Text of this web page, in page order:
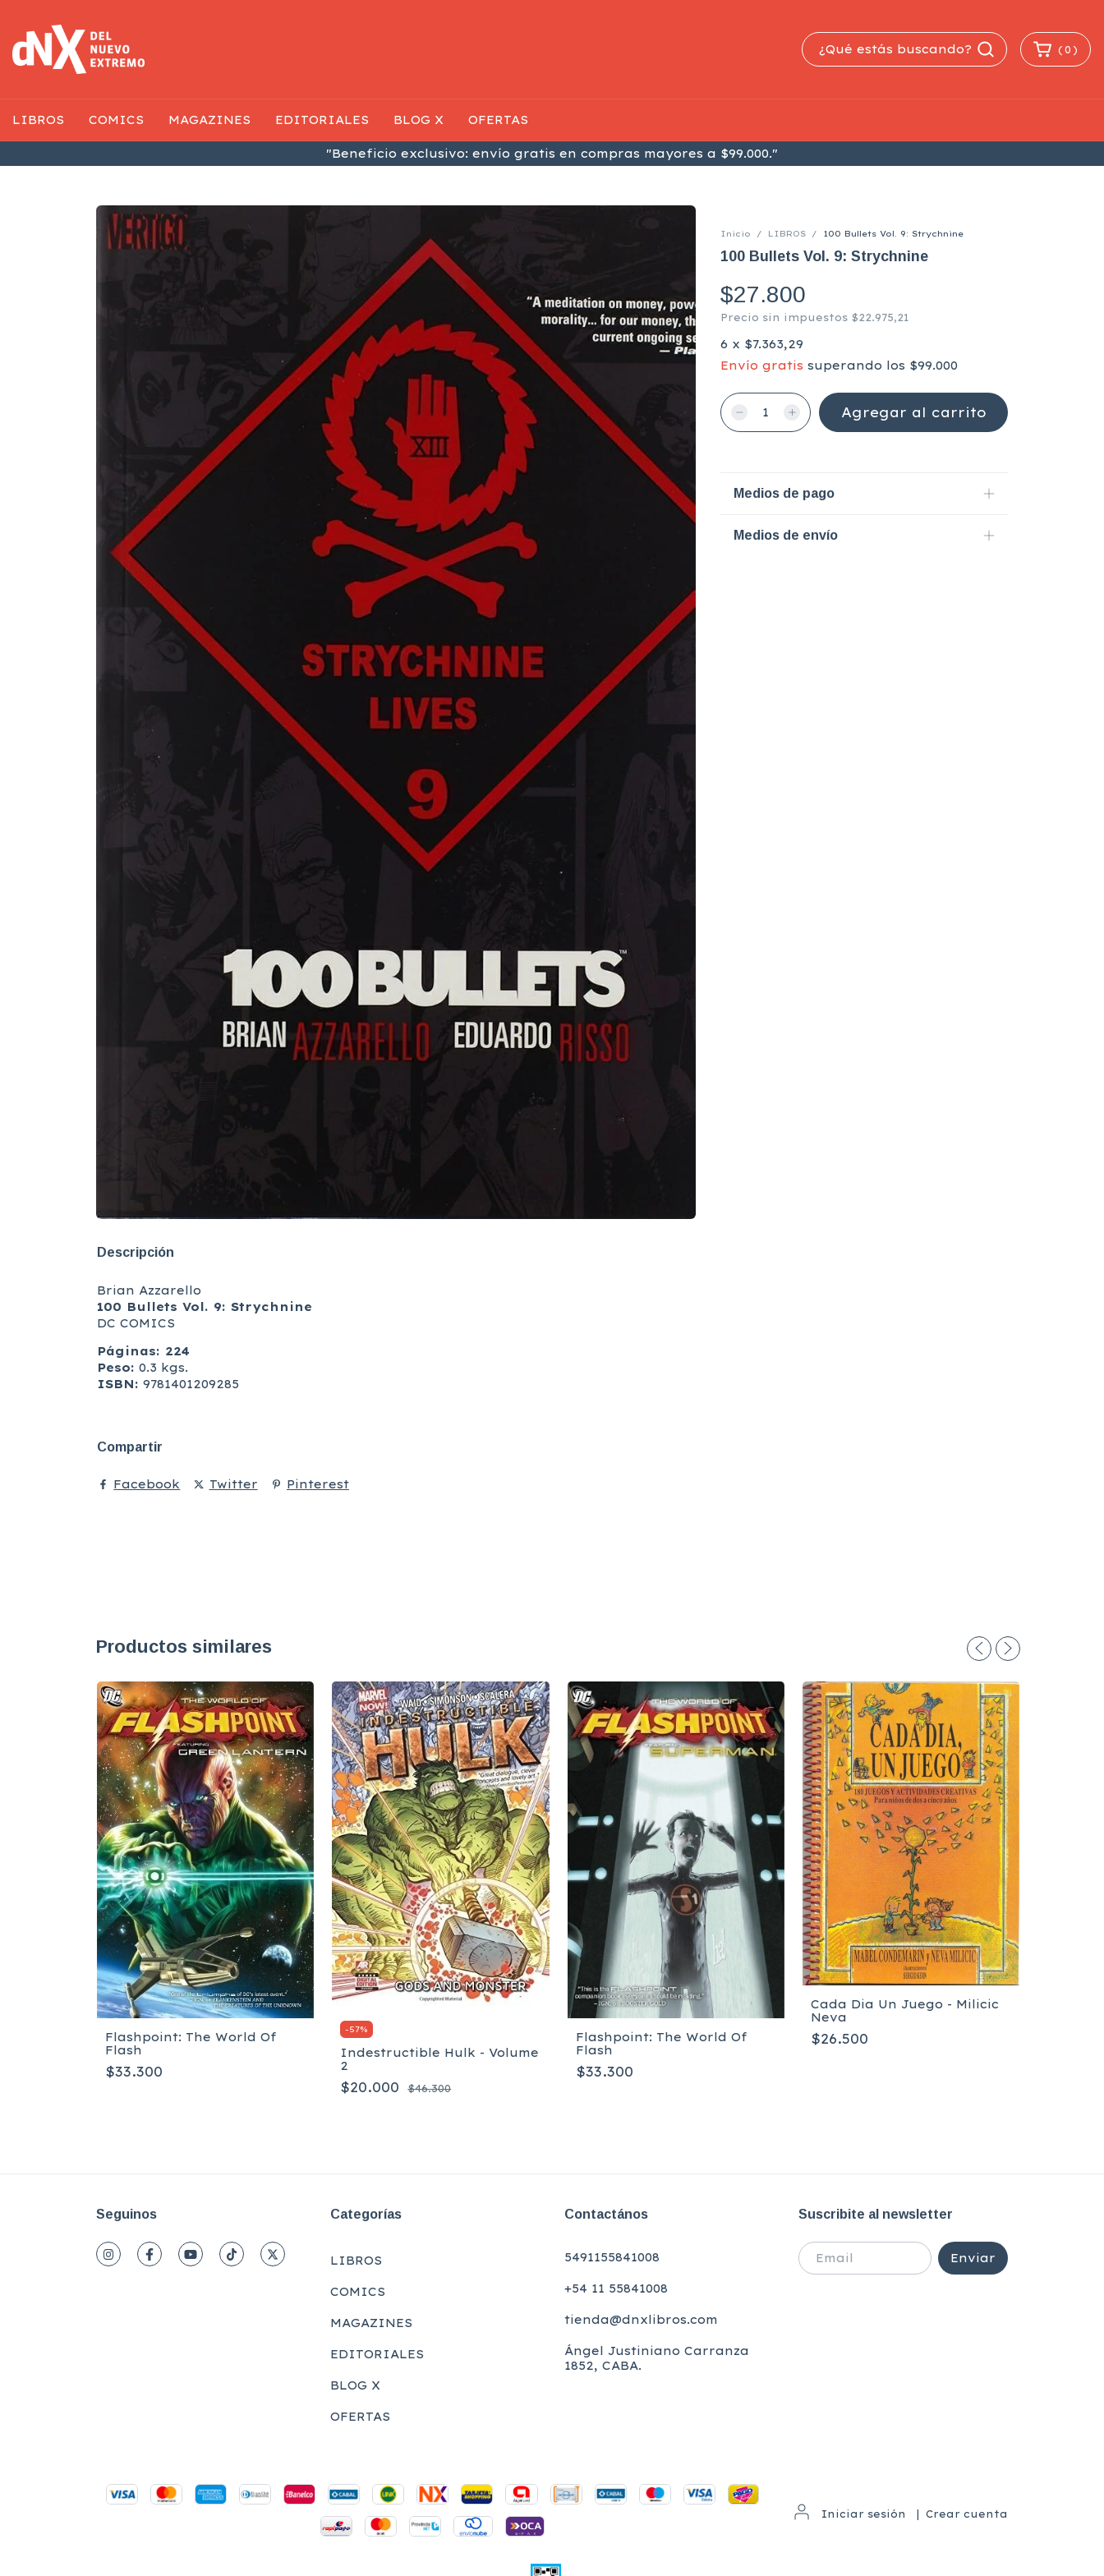
"Beneficio exclusivo: envío gratis en compras mayores a $99.000."
( 0 )
LIBROS COMICS MAGAZINES EDITORIALES BLOG X OFERTAS
Inicio / LIBROS / 100 Bullets Vol. 9: Strychnine
100 Bullets Vol. 9: Strychnine
$27.800
Precio sin impuestos $22.975,21
6 x $7.363,29
Envío gratis superando los $99.000
Medios de pago
Medios de envío
Descripción
Brian Azzarello
100 Bullets Vol. 9: Strychnine
DC COMICS
Páginas: 224
Peso: 0.3 kgs.
ISBN: 9781401209285
Compartir
Facebook Twitter Pinterest
Productos similares
Flashpoint: The World Of
Flash
$33.300
-57%
Indestructible Hulk - Volume
2
$20.000 $46.300
Flashpoint: The World Of
Flash
$33.300
Cada Dia Un Juego - Milicic
Neva
$26.500
Seguinos Categorías
LIBROS
COMICS
MAGAZINES
EDITORIALES
BLOG X
OFERTAS
Contactános
5491155841008
+54 11 55841008
tienda@dnxlibros.com
Ángel Justiniano Carranza
1852, CABA.
Suscribite al newsletter
Iniciar sesión Crear cuenta